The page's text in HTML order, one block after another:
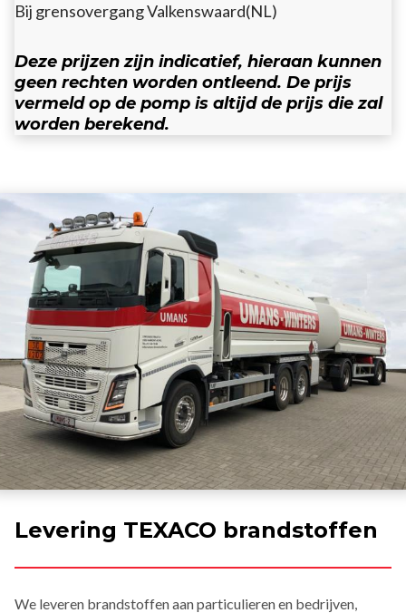
Bij grensovergang Valkenswaard(NL)
Deze prijzen zijn indicatief, hieraan kunnen
geen rechten worden ontleend. De prijs
vermeld op de pomp is altijd de prijs die zal
worden berekend.
Levering TEXACO brandstoffen
We leveren brandstoffen aan particulieren en bedrijven,